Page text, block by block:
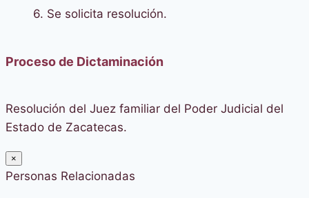
6. Se solicita resolución.
Proceso de Dictaminación
Resolución del Juez familiar del Poder Judicial del
Estado de Zacatecas.
×
Personas Relacionadas